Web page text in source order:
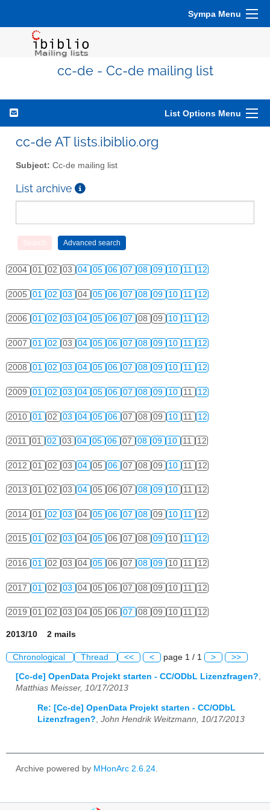
Sympa Menu
cc-de - Cc-de mailing list
List Options Menu
cc-de AT lists.ibiblio.org
Subject: Cc-de mailing list
List archive
2004 01 02 03 04 05 06 07 08 09 10 11 12
2005 01 02 03 04 05 06 07 08 09 10 11 12
2006 01 02 03 04 05 06 07 08 09 10 11 12
2007 01 02 03 04 05 06 07 08 09 10 11 12
2008 01 02 03 04 05 06 07 08 09 10 11 12
2009 01 02 03 04 05 06 07 08 09 10 11 12
2010 01 02 03 04 05 06 07 08 09 10 11 12
2011 01 02 03 04 05 06 07 08 09 10 11 12
2012 01 02 03 04 05 06 07 08 09 10 11 12
2013 01 02 03 04 05 06 07 08 09 10 11 12
2014 01 02 03 04 05 06 07 08 09 10 11 12
2015 01 02 03 04 05 06 07 08 09 10 11 12
2016 01 02 03 04 05 06 07 08 09 10 11 12
2017 01 02 03 04 05 06 07 08 09 10 11 12
2019 01 02 03 04 05 06 07 08 09 10 11 12
2013/10 2 mails
Chronological Thread << < page 1 / 1 > >>
[Cc-de] OpenData Projekt starten - CC/ODbL Lizenzfragen?,
Matthias Meisser, 10/17/2013
Re: [Cc-de] OpenData Projekt starten - CC/ODbL
Lizenzfragen?, John Hendrik Weitzmann, 10/17/2013
Archive powered by MHonArc 2.6.24